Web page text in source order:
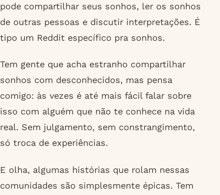
pode compartilhar seus sonhos, ler os sonhos
de outras pessoas e discutir interpretações. É
tipo um Reddit específico pra sonhos.
Tem gente que acha estranho compartilhar
sonhos com desconhecidos, mas pensa
comigo: às vezes é até mais fácil falar sobre
isso com alguém que não te conhece na vida
real. Sem julgamento, sem constrangimento,
só troca de experiências.
E olha, algumas histórias que rolam nessas
comunidades são simplesmente épicas. Tem